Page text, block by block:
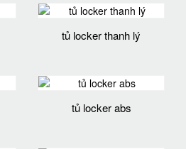
tủ locker thanh lý
tủ locker abs